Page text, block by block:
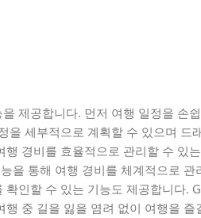
제공합니다. 먼저 여행 일정을 손
을 세부적으로 계획할 수 있으며 드
경비를 효율적으로 관리할 수 있
을 통해 여행 경비를 체계적으로 관
인할 수 있는 기능도 제공합니다.
중 길을 잃을 염려 없이 여행을 즐